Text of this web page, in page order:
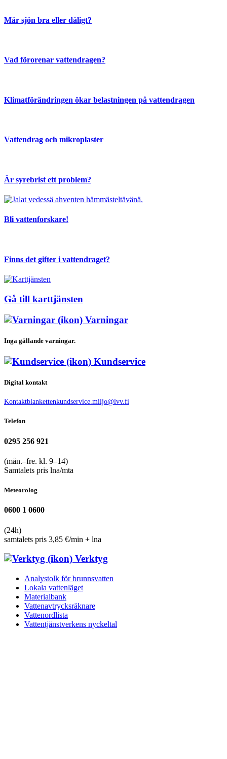
Mår sjön bra eller dåligt?
Vad förorenar vattendragen?
Klimatförändringen ökar belastningen på vattendragen
Vattendrag och mikroplaster
Är syrebrist ett problem?
Bli vattenforskare!
Finns det gifter i vattendraget?
Gå till karttjänsten
Varningar
Inga gällande varningar.
Kundservice
Digital kontakt
Kontaktblankettenkundservice.miljo@lvv.fi
Telefon
0295 256 921
(mån.–fre. kl. 9–14)
Samtalets pris lna/mta
Meteorolog
0600 1 0600
(24h)
samtalets pris 3,85 €/min + lna
Verktyg
Analystolk för brunnsvatten
Lokala vattenläget
Materialbank
Vattenavtrycksräknare
Vattenordlista
Vattentjänst­verkens nyckeltal